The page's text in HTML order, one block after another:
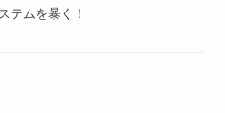
テムを暴く！